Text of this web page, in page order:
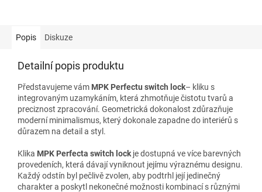
Popis Diskuze
Detailní popis produktu
Představujeme vám MPK Perfectu switch lock– kliku s
integrovaným uzamykáním, která zhmotňuje čistotu tvarů a
preciznost zpracování. Geometrická dokonalost zdůrazňuje
moderní minimalismus, který dokonale zapadne do interiérů s
důrazem na detail a styl.
Klika MPK Perfecta switch lock je dostupná ve více barevných
provedeních, která dávají vyniknout jejímu výraznému designu.
Každý odstín byl pečlivě zvolen, aby podtrhl její jedinečný
charakter a poskytl nekonečné možnosti kombinací s různými